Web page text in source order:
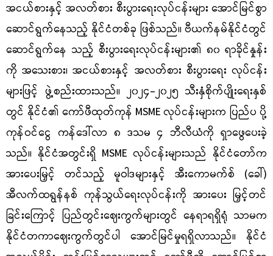
အငယ်စားနှင့် အလတ်စား စီးပွားရေးလုပ်ငန်းများ အောင်မြင်စွာ
ဆောင်ရွက်နေသည့် နိုင်ငံတစ်ခု ဖြစ်သည်။ ဗီယက်နမ်နိုင်ငံတွင်
ဆောင်ရွက်နေ သည့် စီးပွားရေးလုပ်ငန်းများ၏ ၈၀ ရာခိုင်နှုန်း
ကို အသေးစား၊ အငယ်စားနှင့် အလတ်စား စီးပွားရေး လုပ်ငန်း
များဖြင့် ဖွဲ့စည်းထားသည်။ ၂၀၂၄-၂၀၂၅ သီးနှံစိုက်ပျိုးရေးနှစ်
တွင် နိုင်ငံ၏ ကော်ဖီထုတ်ကုန် MSMEလုပ်ငန်းများက ပြည်ပ ပို့
ကုန်ဝင်ငွေ ကန်ဒေါ်လာ ၈ ဒသမ ၄ ဘီလီယံကို ရှာဖွေပေးခဲ့
သည်။ နိုင်ငံအတွင်းရှိ MSME လုပ်ငန်းများသည် နိုင်ငံတော်က
အားပေးမြှင့် တင်သည့် မူဝါဒများနှင့် အီးကောမက်စ် (ခေါ်)
အီလက်ထရွန်နစ် ကုန်သွယ်ရေးလုပ်ငန်းကို အားပေး မြှင့်တင်
ခြင်းကြောင့် ပြည်တွင်းဈေးကွက်များတွင် နေရာရရှိရုံ သာမက
နိုင်ငံတကာဈေးကွက်တွင်ပါ အောင်မြင်မှုရရှိလာသည်။ နိုင်ငံ